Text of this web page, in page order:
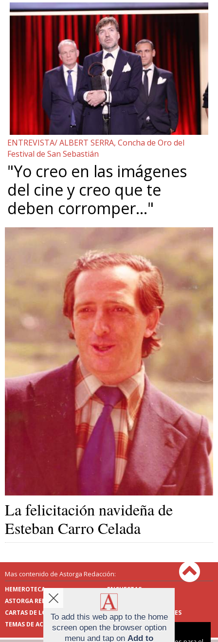
ENTREVISTA/ ALBERT SERRA, Concha de Oro del
Festival de San Sebastián
"Yo creo en las imágenes
del cine y creo que te
deben corromper…"
La felicitación navideña de
Esteban Carro Celada
Mas contenido de Astorga Redacción:
HEMEROTECA
ENCUESTAS
ASTORGA REDACCIÓN
PUBLICIDAD
CARTAS DE LOS LECTORES
FOTOS DE LOS LECTORES
TEMAS DE ACTUALIDAD
Aviso sobre el Uso de cookies:
To add this web app to the home
screen open the browser option
menu and tap on Add to